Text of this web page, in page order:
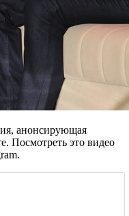
анонсирующая
Посмотреть это видео